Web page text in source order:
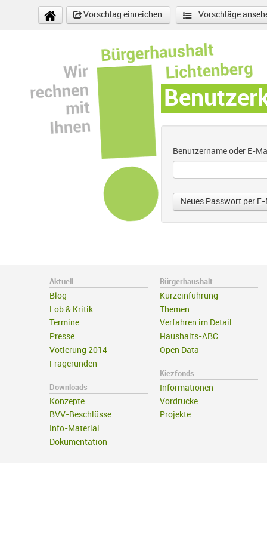
Direkt zum Inhalt
Vorschlag einreichen
Vorschläge
Benutzername oder E-
Aktuell
Blog
Lob & Kritik
Termine
Presse
Votierung 2014
Fragerunden
Downloads
Konzepte
BVV-Beschlüsse
Info-Material
Dokumentation
Bürgerhaushalt
Kurzeinführung
Themen
Verfahren im Detail
Haushalts-ABC
Open Data
Kiezfonds
Informationen
Vordrucke
Projekte